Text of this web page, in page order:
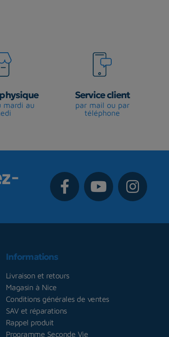
mardi au
Service client
par mail ou par
téléphone
Informations
Livraison et retours
Magasin à Nice
Conditions générales de ventes
SAV et réparations
Rappel produit
Programme Seconde Vie